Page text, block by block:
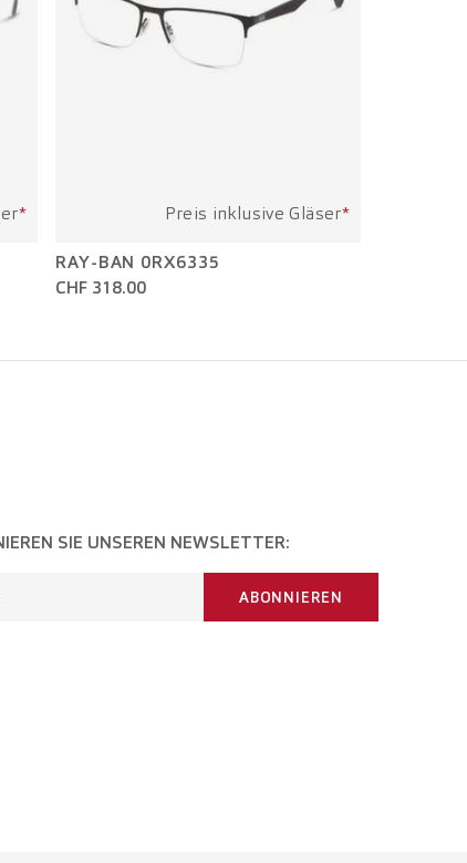
* Preis inklusive Gläser*
RAY-BAN 0RX6335
CHF 318.00
SIE UNSEREN NEWSLETTER:
ABONNIEREN